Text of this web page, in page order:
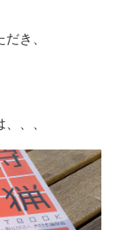
き、
、、